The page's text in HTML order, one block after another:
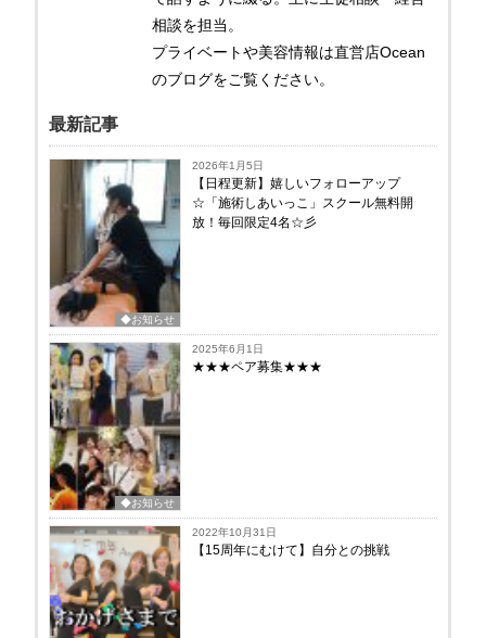
相談を担当。
プライベートや美容情報は直営店Ocean
のブログをご覧ください。
最新記事
◆お知らせ
2026年1月5日
【日程更新】嬉しいフォローアップ
☆「施術しあいっこ」スクール無料開
放！毎回限定4名☆彡
◆お知らせ
2025年6月1日
★★★ペア募集★★★
2022年10月31日
【15周年にむけて】自分との挑戦